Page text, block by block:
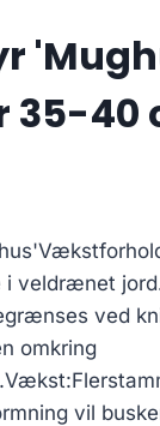
35-40
i veldrænet
ved
omkring
vil